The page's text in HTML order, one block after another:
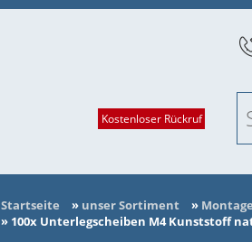
Startseite » unser Sortiment »
» 100x Unterlegscheiben M4 Kunststoff
Kostenloser Rückruf